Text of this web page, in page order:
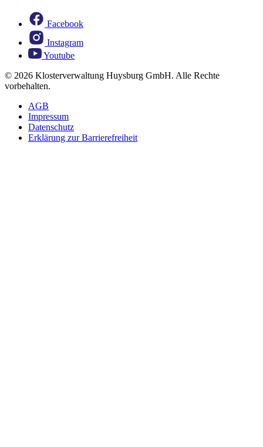
Facebook
Instagram
Youtube
© 2026 Klosterverwaltung Huysburg GmbH. Alle Rechte
vorbehalten.
AGB
Impressum
Datenschutz
Erklärung zur Barrierefreiheit